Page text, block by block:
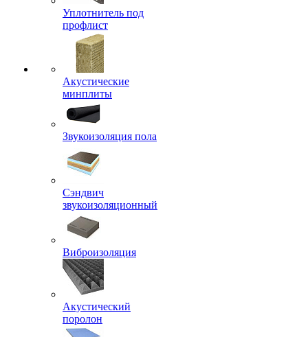
Уплотнитель под
профлист
Акустические
минплиты
Звукоизоляция пола
Сэндвич
звукоизоляционный
Виброизоляция
Акустический
поролон